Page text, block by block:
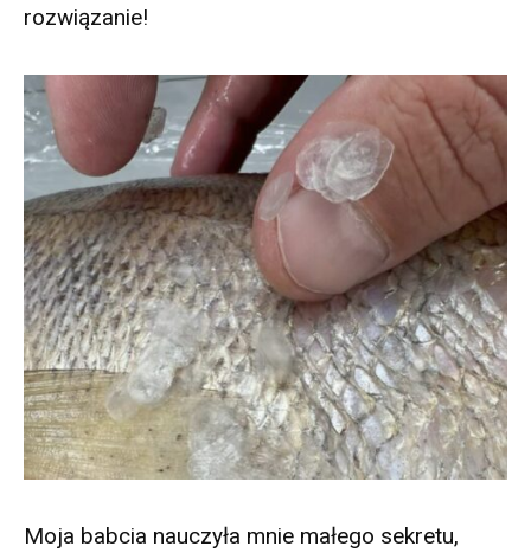
rozwiązanie!
Moja babcia nauczyła mnie małego sekretu,